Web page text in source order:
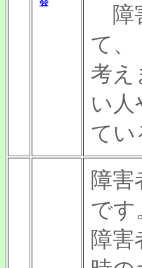
障
て、
考え
い人
てい
障
です
障